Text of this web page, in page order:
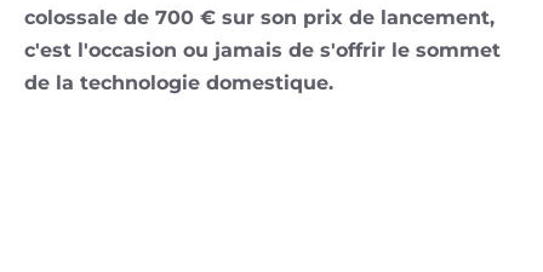
colossale de 700 € sur son prix de lancement,
c'est l'occasion ou jamais de s'offrir le sommet
de la technologie domestique.